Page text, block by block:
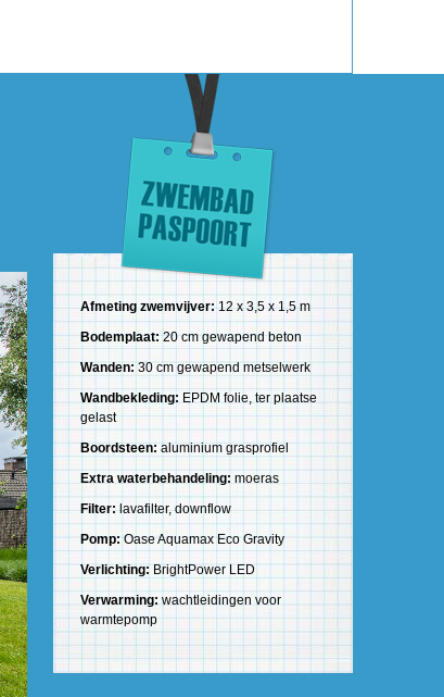
Afmeting zwemvijver:12 x 3,5 x 1,5 m
Bodemplaat:20 cm gewapend beton
Wanden: 30 cm gewapend metselwerk
Wandbekleding: EPDM folie, ter plaatse
gelast
Boordsteen: aluminium grasprofiel
Extra waterbehandeling: moeras
Filter: lavafilter, downflow
Pomp: Oase Aquamax Eco Gravity
Verlichting: BrightPower LED
Verwarming: wachtleidingen voor
warmtepomp